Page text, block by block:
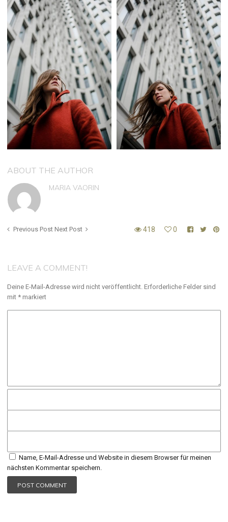
ABOUT THE AUTHOR
MARIA VAORIN
Previous Post Next Post 418 0
LEAVE A COMMENT!
Deine E-Mail-Adresse wird nicht veröffentlicht. Erforderliche Felder sind
mit * markiert
Name, E-Mail-Adresse und Website in diesem Browser für meinen
nächsten Kommentar speichern.